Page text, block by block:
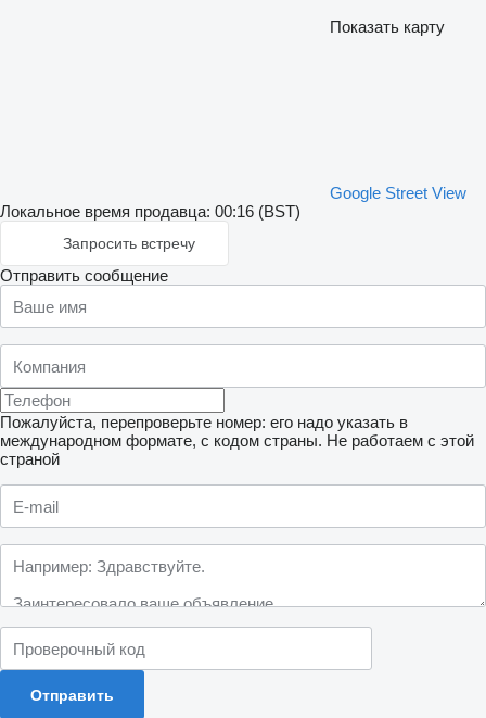
Показать карту
Google Street View
Локальное время продавца: 00:16 (BST)
Запросить встречу
Отправить сообщение
Пожалуйста, перепроверьте номер: его надо указать в
международном формате, с кодом страны. Не работаем с этой
страной